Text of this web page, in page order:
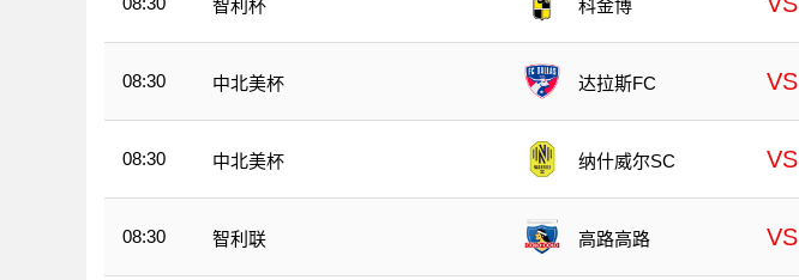
智利杯 科金博
08:30 中北美杯 达拉斯FC VS
08:30 中北美杯 纳什威尔SC VS
08:30 智利联 高路高路 VS